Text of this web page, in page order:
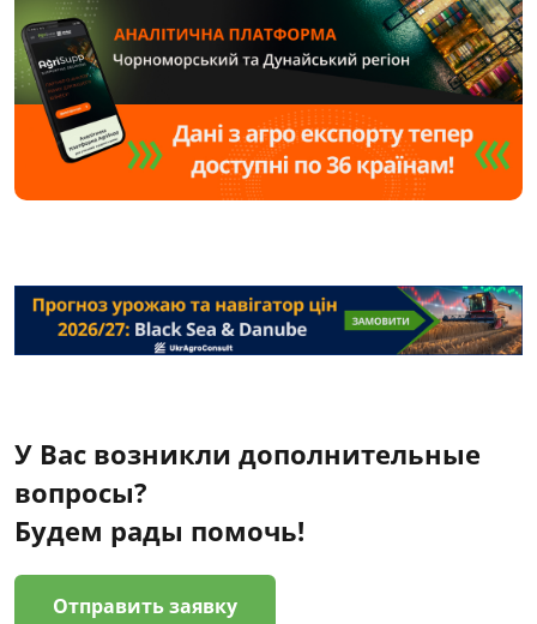
У Вас возникли дополнительные
вопросы?
Будем рады помочь!
Отправить заявку